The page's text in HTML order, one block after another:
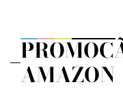
AMAZON